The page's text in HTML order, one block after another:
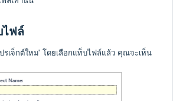
ไฟล์
รเจ็กต์ใหม่' โดยเลือกแท็บไฟล์แล้ว คุณจะเห็น